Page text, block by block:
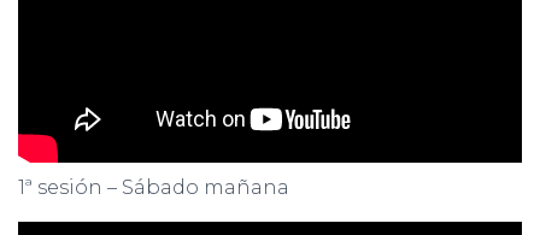
1ª sesión – Sábado mañana